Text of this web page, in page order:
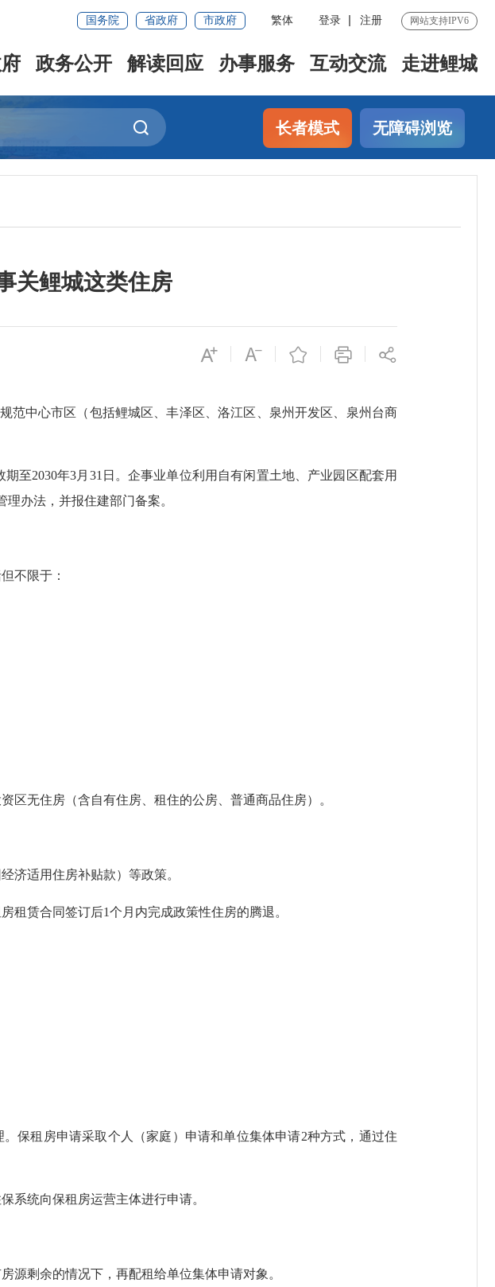
国务院 省政府 市政府 繁体 登录 注册 网站支持IPV6
政务公开 解读回应 办事服务 互动交流 走进鲤城
长者模式 无障碍浏览
关鲤城这类住房
中心市区（包括鲤城区、丰泽区、洛江区、泉州开发区、泉州台商
至2030年3月31日。企事业单位利用自有闲置土地、产业园区配套用
办法，并报住建部门备案。
不限于：
区无住房（含自有住房、租住的公房、普通商品住房）。
济适用住房补贴款）等政策。
租赁合同签订后1个月内完成政策性住房的腾退。
保租房申请采取个人（家庭）申请和单位集体申请2种方式，通过住
系统向保租房运营主体进行申请。
源剩余的情况下，再配租给单位集体申请对象。